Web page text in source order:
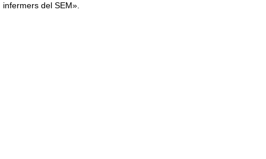
infermers del SEM».